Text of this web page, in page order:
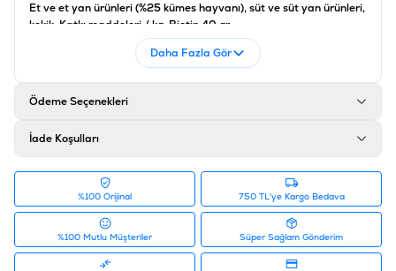
Et ve et yan ürünleri (%25 kümes hayvanı), süt ve süt yan ürünleri,
kekik. Katkı maddeleri / kg: Biotin 40 gr
:
4000158743169
Tedarikçi Ürün Kodu
Daha Fazla Gör
Ödeme Seçenekleri
İade Koşulları
%100 Orijinal 750 TL'ye Kargo Bedava
%100 Mutlu Müşteriler Süper Sağlam Gönderim